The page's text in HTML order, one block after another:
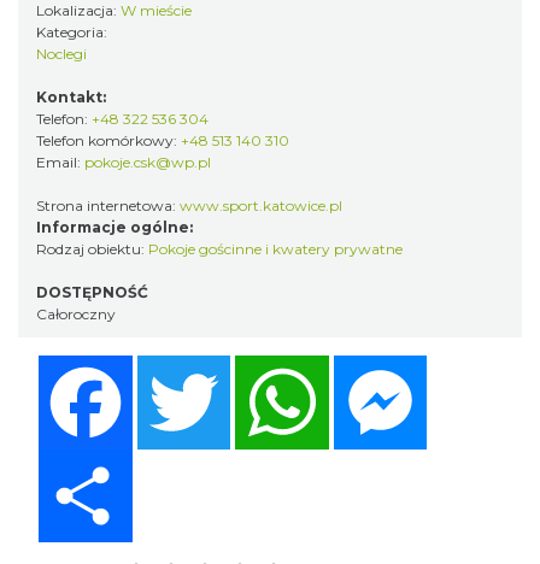
Lokalizacja: W mieście
Kategoria:
Noclegi
Kontakt:
Telefon: +48 322 536 304
Telefon komórkowy: +48 513 140 310
Email: pokoje.csk@wp.pl
Strona internetowa: www.sport.katowice.pl
Informacje ogólne:
Rodzaj obiektu: Pokoje gościnne i kwatery prywatne
DOSTĘPNOŚĆ
Całoroczny
Twitter WhatsApp